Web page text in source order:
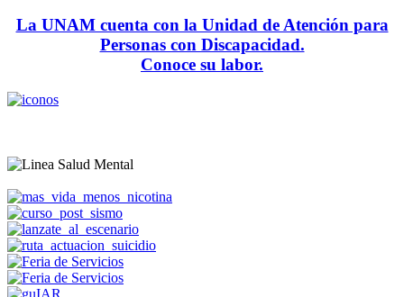
La UNAM cuenta con la Unidad de Atención para
Personas con Discapacidad.
Conoce su labor.